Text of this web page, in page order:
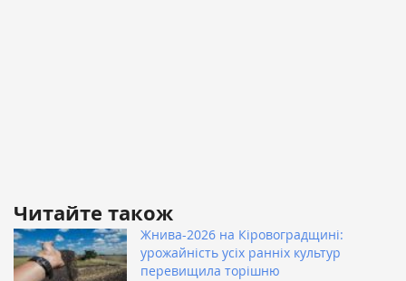
Читайте також
Жнива-2026 на Кіровоградщині:
урожайність усіх ранніх культур
перевищила торішню